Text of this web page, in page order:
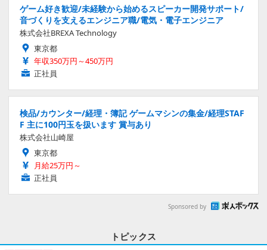
ゲーム好き歓迎/未経験から始めるスピーカー開発サポート/
音づくりを支えるエンジニア職/電気・電子エンジニア
株式会社BREXA Technology
東京都
年収350万円～450万円
正社員
検品/カウンター/経理・簿記 ゲームマシンの集金/経理STAF
F 主に100円玉を扱います 賞与あり
株式会社山崎屋
東京都
月給25万円～
正社員
Sponsored by
トピックス